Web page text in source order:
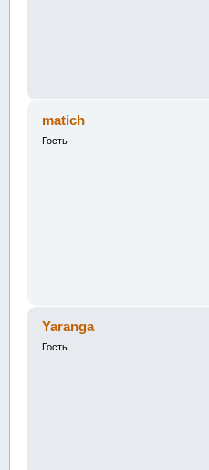
matich
Гость
Yaranga
Гость